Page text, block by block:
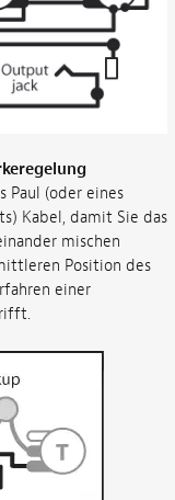
Paul (oder eines
Kabel, damit Sie das
mischen
Position des
einer